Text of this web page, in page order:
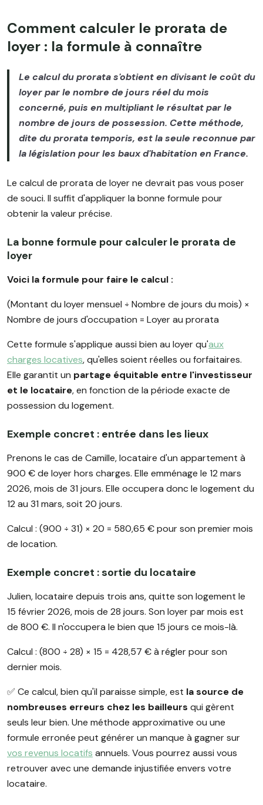
Comment calculer le prorata de
loyer : la formule à connaître
Le calcul du prorata s'obtient en divisant le coût du
loyer par le nombre de jours réel du mois
concerné, puis en multipliant le résultat par le
nombre de jours de possession. Cette méthode,
dite du prorata temporis, est la seule reconnue par
la législation pour les baux d'habitation en France.
Le calcul de prorata de loyer ne devrait pas vous poser
de souci. Il suffit d'appliquer la bonne formule pour
obtenir la valeur précise.
La bonne formule pour calculer le prorata de
loyer
Voici la formule pour faire le calcul :
(Montant du loyer mensuel ÷ Nombre de jours du mois) ×
Nombre de jours d'occupation = Loyer au prorata
Cette formule s'applique aussi bien au loyer qu'aux
charges locatives, qu'elles soient réelles ou forfaitaires.
Elle garantit un partage équitable entre l'investisseur
et le locataire, en fonction de la période exacte de
possession du logement.
Exemple concret : entrée dans les lieux
Prenons le cas de Camille, locataire d'un appartement à
900 € de loyer hors charges. Elle emménage le 12 mars
2026, mois de 31 jours. Elle occupera donc le logement du
12 au 31 mars, soit 20 jours.
Calcul : (900 ÷ 31) × 20 = 580,65 € pour son premier mois
de location.
Exemple concret : sortie du locataire
Julien, locataire depuis trois ans, quitte son logement le
15 février 2026, mois de 28 jours. Son loyer par mois est
de 800 €. Il n'occupera le bien que 15 jours ce mois-là.
Calcul : (800 ÷ 28) × 15 = 428,57 € à régler pour son
dernier mois.
✅️ Ce calcul, bien qu'il paraisse simple, est la source de
nombreuses erreurs chez les bailleurs qui gèrent
seuls leur bien. Une méthode approximative ou une
formule erronée peut générer un manque à gagner sur
vos revenus locatifs annuels. Vous pourrez aussi vous
retrouver avec une demande injustifiée envers votre
locataire.